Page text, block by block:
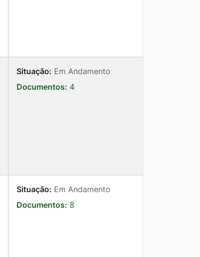
Situação: Em Andamento
Documentos: 4
Situação: Em Andamento
Documentos: 8